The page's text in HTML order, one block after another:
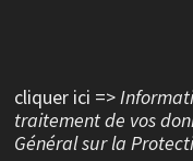
cliquer ici =>
traitement de vos
Général sur la